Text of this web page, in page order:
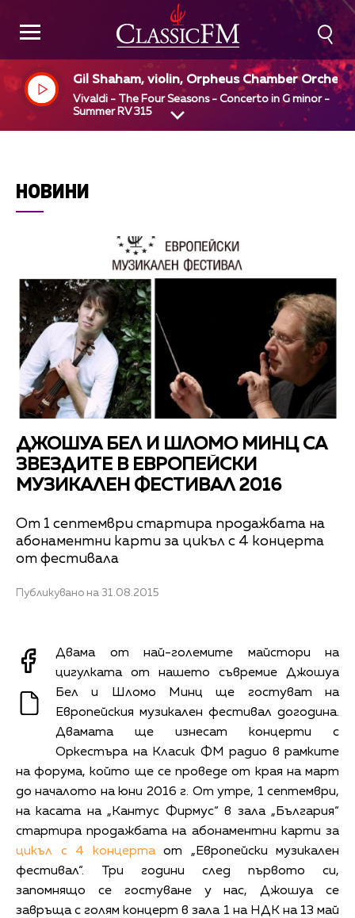
Gil Shaham, violin, Orpheus Chamber
Vivaldi - The Four Seasons - Concerto in G minor -
Summer RV 315
НОВИНИ
ДЖОШУА БЕЛ И ШЛОМО МИНЦ СА
ЗВЕЗДИТЕ В ЕВРОПЕЙСКИ
МУЗИКАЛЕН ФЕСТИВАЛ 2016
От 1 септември стартира продажбата на
абонаментни карти за цикъл с 4 концерта
от фестивала
Публикувано на 31.08.2015
Двама от най-големите майстори на
цигулката от нашето съвремие Джошуа
Бел и Шломо Минц ще гостуват на
Европейския музикален фестивал догодина.
Двамата ще изнесат концерти с
Оркестъра на Класик ФМ радио в рамките
на форума, който ще се проведе от края на март
до началото на юни 2016 г. От утре, 1 септември,
на касата на „Кантус Фирмус“ в зала „България“
стартира продажбата на абонаментни карти за
цикъл с 4 концерта
от „Европейски музикален
фестивал“. Три години след първото си,
запомнящо се гостуване у нас, Джошуа се
завръща с голям концерт в зала 1 на НДК на 13 май